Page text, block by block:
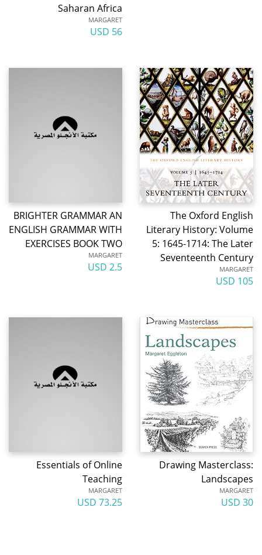
Saharan Africa
MARGARET
56 USD
The Oxford English
Literary History: Volume
5: 1645-1714: The Later
Seventeenth Century
MARGARET
105 USD
BRIGHTER GRAMMAR AN
ENGLISH GRAMMAR WITH
EXERCISES BOOK TWO
MARGARET
2.5 USD
Drawing Masterclass:
Landscapes
MARGARET
30 USD
Essentials of Online
Teaching
MARGARET
73.25 USD